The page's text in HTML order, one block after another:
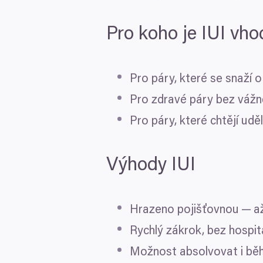
Shromažďovali
můžete kdykoliv změnit
cookie. Informace o tom,
Pro koho je IUI
Pro páry, které se snaží
Pro zdravé páry bez
Pro páry, které chtějí
Výhody IUI
Hrazeno pojišťovnou —
Rychlý zákrok, bez
Možnost absolvovat i